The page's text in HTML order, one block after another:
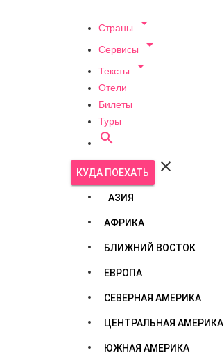
Страны 
Сервисы 
Тексты 
Отели
Билеты
Туры

КУДА ПОЕХАТЬ 
АЗИЯ
АФРИКА
БЛИЖНИЙ ВОСТОК
ЕВРОПА
СЕВЕРНАЯ АМЕРИКА
ЦЕНТРАЛЬНАЯ АМЕРИКА
ЮЖНАЯ АМЕРИКА